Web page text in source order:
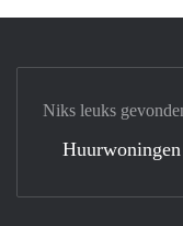
Niks leuks
Huurwoningen